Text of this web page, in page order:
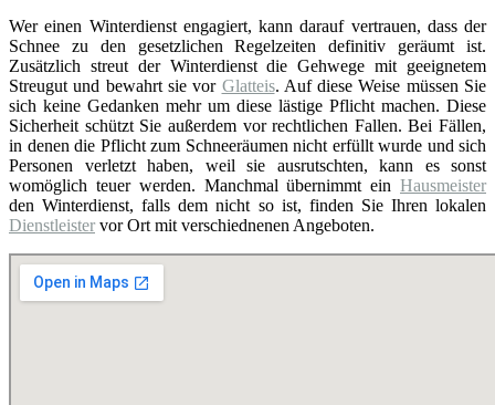
Wer einen Winterdienst engagiert, kann darauf vertrauen, dass der
Schnee zu den gesetzlichen Regelzeiten definitiv geräumt ist.
Zusätzlich streut der Winterdienst die Gehwege mit geeignetem
Streugut und bewahrt sie vor Glatteis. Auf diese Weise müssen Sie
sich keine Gedanken mehr um diese lästige Pflicht machen. Diese
Sicherheit schützt Sie außerdem vor rechtlichen Fallen. Bei Fällen,
in denen die Pflicht zum Schneeräumen nicht erfüllt wurde und sich
Personen verletzt haben, weil sie ausrutschten, kann es sonst
womöglich teuer werden. Manchmal übernimmt ein Hausmeister
den Winterdienst, falls dem nicht so ist, finden Sie Ihren lokalen
Dienstleister vor Ort mit verschiednenen Angeboten.